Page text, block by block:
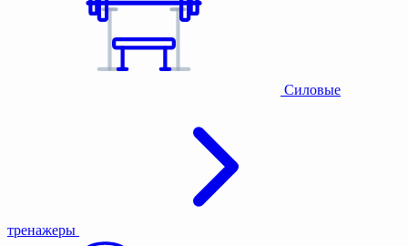
Силовые
тренажеры